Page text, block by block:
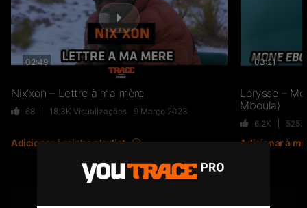
02:49
Nix’xon – Lettre à ma mère
68 18.3K Visualizações 9 Março 2023
Adicionar à minha playlist
03:21
Lorysse –
Mboula)
6.2K
Adicionar à